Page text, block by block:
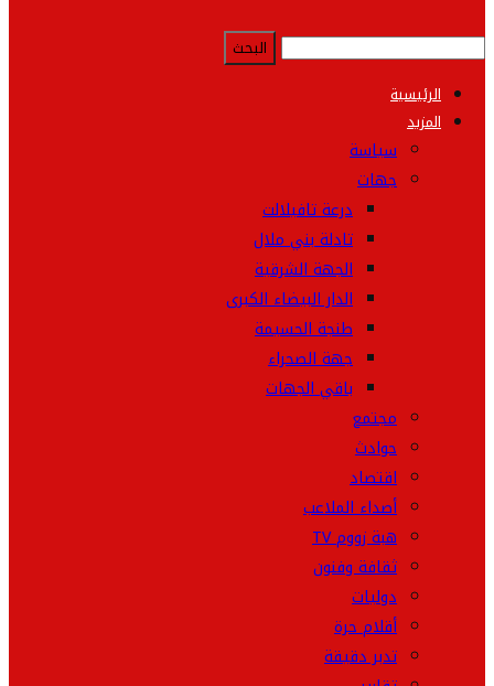
الرئيسية
المزيد
سياسة
جهات
درعة تافيلالت
تادلة بني ملال
الجهة الشرقية
الدار البيضاء الكبرى
طنجة الحسيمة
جهة الصحراء
باقي الجهات
مجتمع
حوادث
اقتصاد
أصداء الملاعب
هبة زووم TV
ثقافة وفنون
دوليات
أقلام حرة
تدبر دقيقة